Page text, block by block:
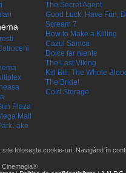
Plaza
Mall
The Secret Agent
Good Luck, Have Fun,
Scream 7
How to Make a Killing
Cazul Samca
Dolce far niente
The Last Viking
Kill Bill: The Whole
The Bride!
Cold Storage
site folosește cookie-uri. Navigând în